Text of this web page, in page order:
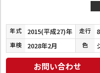
年式 2015(平成27)年 走行
車検 2028年2月 色
お問い合わせ